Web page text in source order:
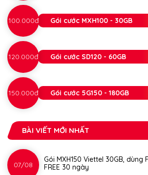
100.000đ Gói cước MXH100 - 30GB
120.000đ Gói cước SD120 - 60GB
150.000đ Gói cước 5G150 - 180GB
BÀI VIẾT MỚI NHẤT
07/08
Gói MXH150 Viettel 30GB, dùng
FREE 30 ngày